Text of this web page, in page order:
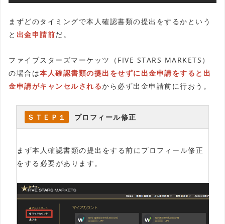
まずどのタイミングで本人確認書類の提出をするかという
と 出金申請前だ。
ファイブスターズマーケッツ（FIVE STARS MARKETS）
の場合は本人確認書類の提出をせずに出金申請をすると出
金申請がキャンセルされるから必ず出金申請前に行おう。
ＳＴＥＰ１ プロフィール修正
まず本人確認書類の提出をする前にプロフィール修正
をする必要があります。